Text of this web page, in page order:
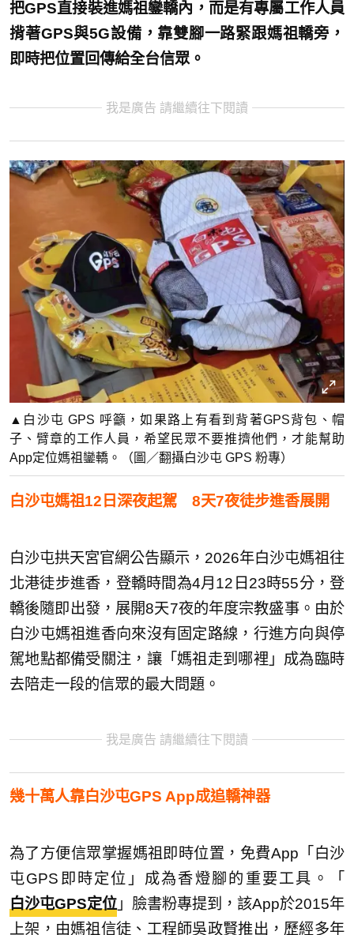
把GPS直接裝進媽祖鑾轎內，而是有專屬工作人員
揹著GPS與5G設備，靠雙腳一路緊跟媽祖轎旁，
即時把位置回傳給全台信眾。
我是廣告 請繼續往下閱讀
▲白沙屯 GPS 呼籲，如果路上有看到背著GPS背包、帽
子、臂章的工作人員，希望民眾不要推擠他們，才能幫助
App定位媽祖鑾轎。（圖／翻攝白沙屯 GPS 粉專）
白沙屯媽祖12日深夜起駕 8天7夜徒步進香展開
白沙屯拱天宮官網公告顯示，2026年白沙屯媽祖往
北港徒步進香，登轎時間為4月12日23時55分，登
轎後隨即出發，展開8天7夜的年度宗教盛事。由於
白沙屯媽祖進香向來沒有固定路線，行進方向與停
駕地點都備受關注，讓「媽祖走到哪裡」成為臨時
去陪走一段的信眾的最大問題。
我是廣告 請繼續往下閱讀
幾十萬人靠白沙屯GPS App成追轎神器
為了方便信眾掌握媽祖即時位置，免費App「白沙
屯GPS即時定位」成為香燈腳的重要工具。「
白沙屯GPS定位」臉書粉專提到，該App於2015年
上架，由媽祖信徒、工程師吳政賢推出，歷經多年